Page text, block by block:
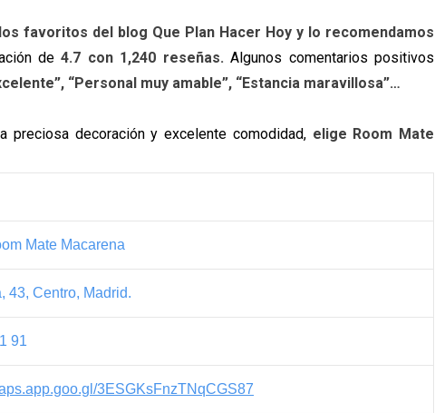
favoritos del blog Que Plan Hacer Hoy y lo recomendamos
de4.7 con 1,240 reseñas. Algunos comentarios positivos
“Personal muy amable”, “Estancia maravillosa”…
preciosa decoración y excelente comodidad, elige Room Mate
Mate Macarena
43, Centro, Madrid.
91
3ESGKsFnzTNqCGS87